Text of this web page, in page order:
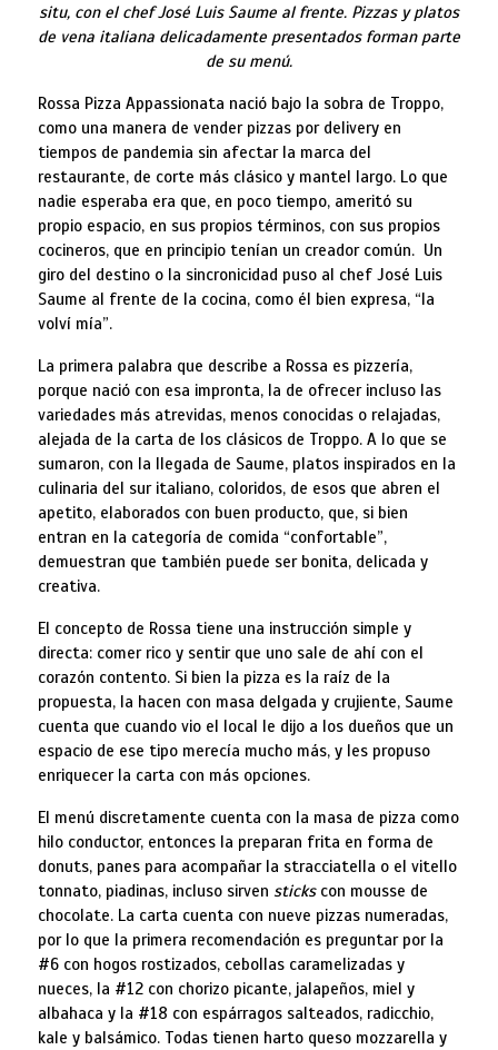
situ, con el chef José Luis Saume al frente. Pizzas y platos
de vena italiana delicadamente presentados forman parte
de su menú.
Rossa Pizza Appassionata nació bajo la sobra de Troppo,
como una manera de vender pizzas por delivery en
tiempos de pandemia sin afectar la marca del
restaurante, de corte más clásico y mantel largo. Lo que
nadie esperaba era que, en poco tiempo, ameritó su
propio espacio, en sus propios términos, con sus propios
cocineros, que en principio tenían un creador común. Un
giro del destino o la sincronicidad puso al chef José Luis
Saume al frente de la cocina, como él bien expresa, “la
volví mía”.
La primera palabra que describe a Rossa es pizzería,
porque nació con esa impronta, la de ofrecer incluso las
variedades más atrevidas, menos conocidas o relajadas,
alejada de la carta de los clásicos de Troppo. A lo que se
sumaron, con la llegada de Saume, platos inspirados en la
culinaria del sur italiano, coloridos, de esos que abren el
apetito, elaborados con buen producto, que, si bien
entran en la categoría de comida “confortable”,
demuestran que también puede ser bonita, delicada y
creativa.
El concepto de Rossa tiene una instrucción simple y
directa: comer rico y sentir que uno sale de ahí con el
corazón contento. Si bien la pizza es la raíz de la
propuesta, la hacen con masa delgada y crujiente, Saume
cuenta que cuando vio el local le dijo a los dueños que un
espacio de ese tipo merecía mucho más, y les propuso
enriquecer la carta con más opciones.
El menú discretamente cuenta con la masa de pizza como
hilo conductor, entonces la preparan frita en forma de
donuts, panes para acompañar la stracciatella o el vitello
tonnato, piadinas, incluso sirven stickscon mousse de
chocolate. La carta cuenta con nueve pizzas numeradas,
por lo que la primera recomendación es preguntar por la
#6 con hogos rostizados, cebollas caramelizadas y
nueces, la #12 con chorizo picante, jalapeños, miel y
albahaca y la #18 con espárragos salteados, radicchio,
kale y balsámico. Todas tienen harto queso mozzarella y